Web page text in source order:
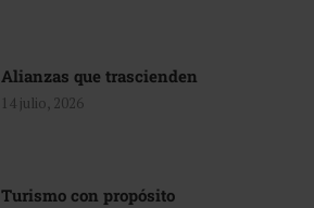
Alianzas que trascienden
14 julio, 2026
Turismo con propósito